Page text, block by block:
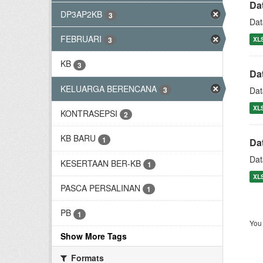
DP3AP2KB 3
FEBRUARI 3
KB 3
KELUARGA BERENCANA 3
KONTRASEPSI 2
KB BARU 1
KESERTAAN BER-KB 1
PASCA PERSALINAN 1
PB 1
Show More Tags
Formats